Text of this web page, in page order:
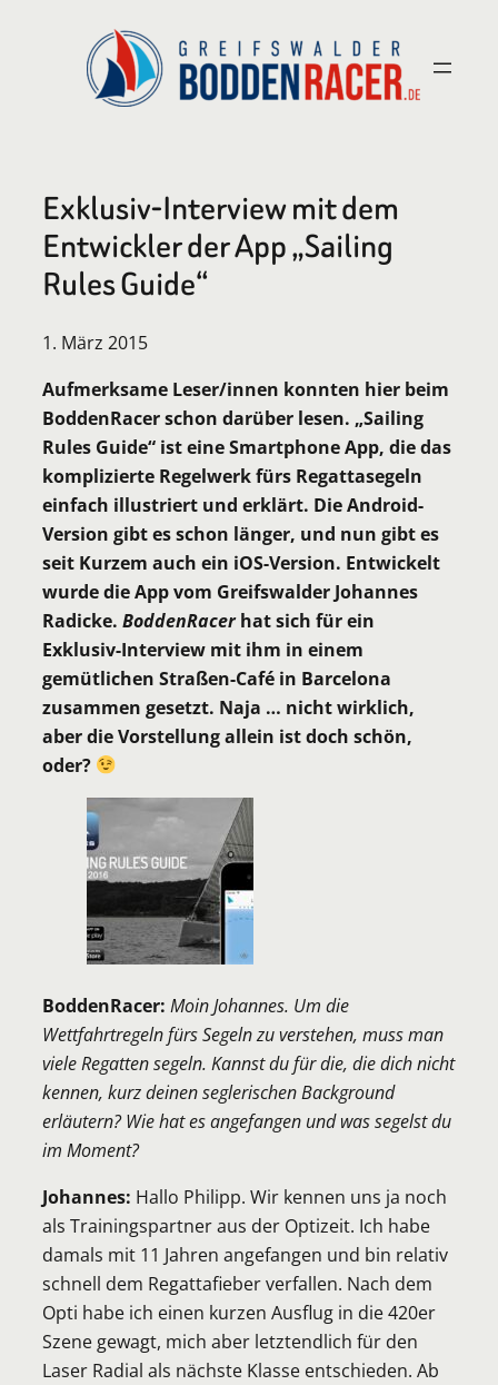
Exklusiv-Interview mit dem
Entwickler der App „Sailing
Rules Guide“
1. März 2015
Aufmerksame Leser/innen konnten hier beim
BoddenRacer schon darüber lesen. „Sailing
Rules Guide“ ist eine Smartphone App, die das
komplizierte Regelwerk fürs Regattasegeln
einfach illustriert und erklärt. Die Android-
Version gibt es schon länger, und nun gibt es
seit Kurzem auch ein iOS-Version. Entwickelt
wurde die App vom Greifswalder Johannes
Radicke. BoddenRacerhat sich für ein
Exklusiv-Interview mit ihm in einem
gemütlichen Straßen-Café in Barcelona
zusammen gesetzt. Naja … nicht wirklich,
aber die Vorstellung allein ist doch schön,
oder?
BoddenRacer: Moin Johannes. Um die
Wettfahrtregeln fürs Segeln zu verstehen, muss man
viele Regatten segeln. Kannst du für die, die dich nicht
kennen, kurz deinen seglerischen Background
erläutern? Wie hat es angefangen und was segelst du
im Moment?
Johannes: Hallo Philipp. Wir kennen uns ja noch
als Trainingspartner aus der Optizeit. Ich habe
damals mit 11 Jahren angefangen und bin relativ
schnell dem Regattafieber verfallen. Nach dem
Opti habe ich einen kurzen Ausflug in die 420er
Szene gewagt, mich aber letztendlich für den
Laser Radial als nächste Klasse entschieden. Ab